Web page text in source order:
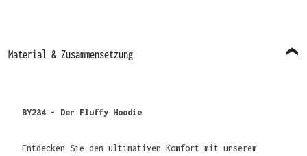
Material & Zusammensetzung
BY284 - Der Fluffy Hoodie
Entdecken Sie den ultimativen Komfort mit unserem